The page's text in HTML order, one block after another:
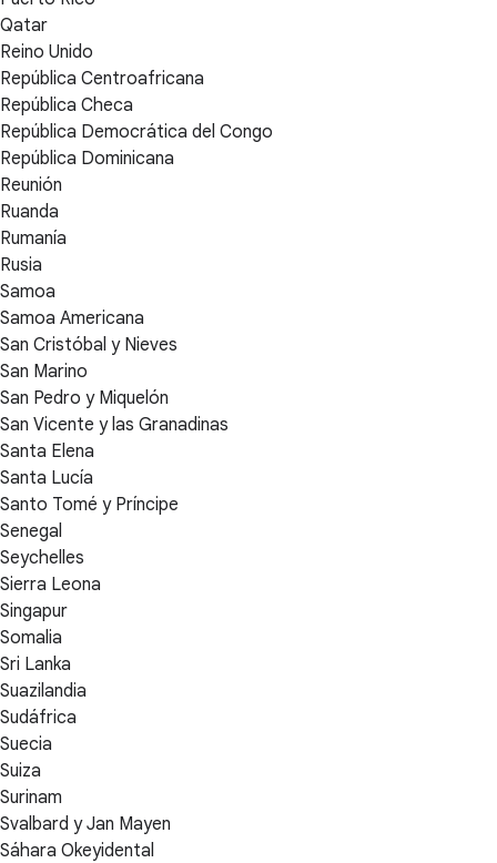
Qatar
Reino Unido
República Centroafricana
República Checa
República Democrática del Congo
República Dominicana
Reunión
Ruanda
Rumanía
Rusia
Samoa
Samoa Americana
San Cristóbal y Nieves
San Marino
San Pedro y Miquelón
San Vicente y las Granadinas
Santa Elena
Santa Lucía
Santo Tomé y Príncipe
Senegal
Seychelles
Sierra Leona
Singapur
Somalia
Sri Lanka
Suazilandia
Sudáfrica
Suecia
Suiza
Surinam
Svalbard y Jan Mayen
Sáhara Okeyidental